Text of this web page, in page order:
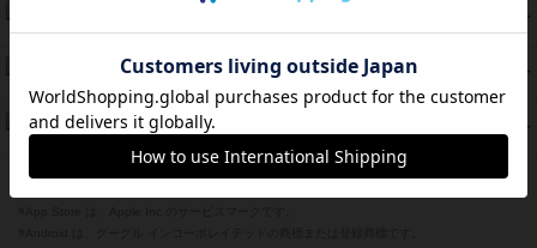
PT
紹介文あり 1件の投稿
PT
Bitter End ブタペスト救出作戦
42 PT
ドコジャン